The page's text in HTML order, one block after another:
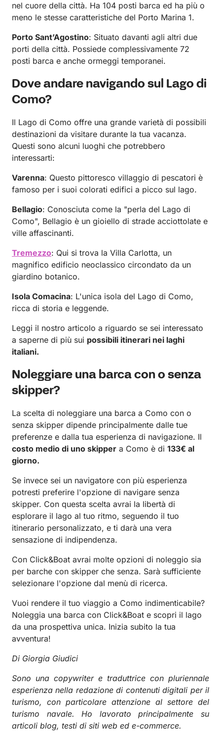
nel cuore della città. Ha 104 posti barca ed ha più o
meno le stesse caratteristiche del Porto Marina 1.
Porto Sant’Agostino: Situato davanti agli altri due
porti della città. Possiede complessivamente 72
posti barca e anche ormeggi temporanei.
Dove andare navigando sul Lago di
Como?
Il Lago di Como offre una grande varietà di possibili
destinazioni da visitare durante la tua vacanza.
Questi sono alcuni luoghi che potrebbero
interessarti:
Varenna: Questo pittoresco villaggio di pescatori è
famoso per i suoi colorati edifici a picco sul lago.
Bellagio: Conosciuta come la "perla del Lago di
Como", Bellagio è un gioiello di strade acciottolate e
ville affascinanti.
Tremezzo: Qui si trova la Villa Carlotta, un
magnifico edificio neoclassico circondato da un
giardino botanico.
Isola Comacina: L'unica isola del Lago di Como,
ricca di storia e leggende.
Leggi il nostro articolo a riguardo se sei interessato
a saperne di più sui possibili itinerari nei laghi
italiani.
Noleggiare una barca con o senza
skipper?
La scelta di noleggiare una barca a Como con o
senza skipper dipende principalmente dalle tue
preferenze e dalla tua esperienza di navigazione. Il
costo medio di uno skipper a Como è di 133€ al
giorno.
Se invece sei un navigatore con più esperienza
potresti preferire l'opzione di navigare senza
skipper. Con questa scelta avrai la libertà di
esplorare il lago al tuo ritmo, seguendo il tuo
itinerario personalizzato, e ti darà una vera
sensazione di indipendenza.
Con Click&Boat avrai molte opzioni di noleggio sia
per barche con skipper che senza. Sarà sufficiente
selezionare l'opzione dal menù di ricerca.
Vuoi rendere il tuo viaggio a Como indimenticabile?
Noleggia una barca con Click&Boat e scopri il lago
da una prospettiva unica. Inizia subito la tua
avventura!
Di Giorgia Giudici
Sono una copywriter e traduttrice con pluriennale
esperienza nella redazione di contenuti digitali per il
turismo, con particolare attenzione al settore del
turismo navale. Ho lavorato principalmente su
articoli blog, testi di siti web ed e-commerce.